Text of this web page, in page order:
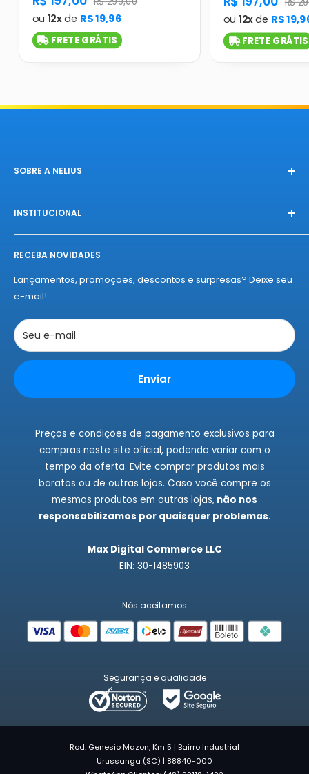
ou 12xde R$ 19,96
FRETE GRÁTIS
ou 12xde R$
FRETE GRÁTIS
SOBRE A NELIUS
Na Nelius, fazemos das compras uma celebração única.
Conectamos você à produtos exclusivos, diretamente das
Nelius e se apaixone por nossos produtos!
INSTITUCIONAL
Início
Sobre a Nelius
Termos de Entregas
Políticas de Privacidade
Trocas e Devoluções
Rastrear Pedidos
RECEBA NOVIDADES
Lançamentos, promoções, descontos e surpresas? Deixe seu
e-mail!
Seu e-mail
Enviar
Preços e condições de pagamento exclusivos para
compras neste site oficial, podendo variar com o
tempo da oferta. Evite comprar produtos mais
baratos ou de outras lojas. Caso você compre os
mesmos produtos em outras lojas, não nos
responsabilizamos por quaisquer problemas.
Max Digital Commerce LLC
EIN: 30-1485903
Nós aceitamos
Segurança e qualidade
Rod. Genesio Mazon, Km 5 | Bairro Industrial
Urussanga (SC) | 88840-000